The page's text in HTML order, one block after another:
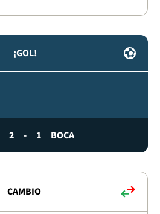
¡GOL!
2 - 1 BOCA
CAMBIO